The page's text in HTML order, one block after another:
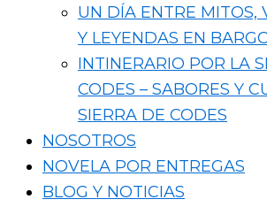
UN DÍA ENTRE MITOS,
Y LEYENDAS EN
INTINERARIO POR LA
CODES – SABORES Y
SIERRA DE CODES
NOSOTROS
NOVELA POR ENTREGAS
BLOG Y NOTICIAS